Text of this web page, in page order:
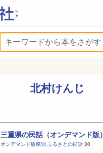
北村けんじ
三重県の民話（オンデマンド版）
オンデマンド版県別 ふるさとの民話 30